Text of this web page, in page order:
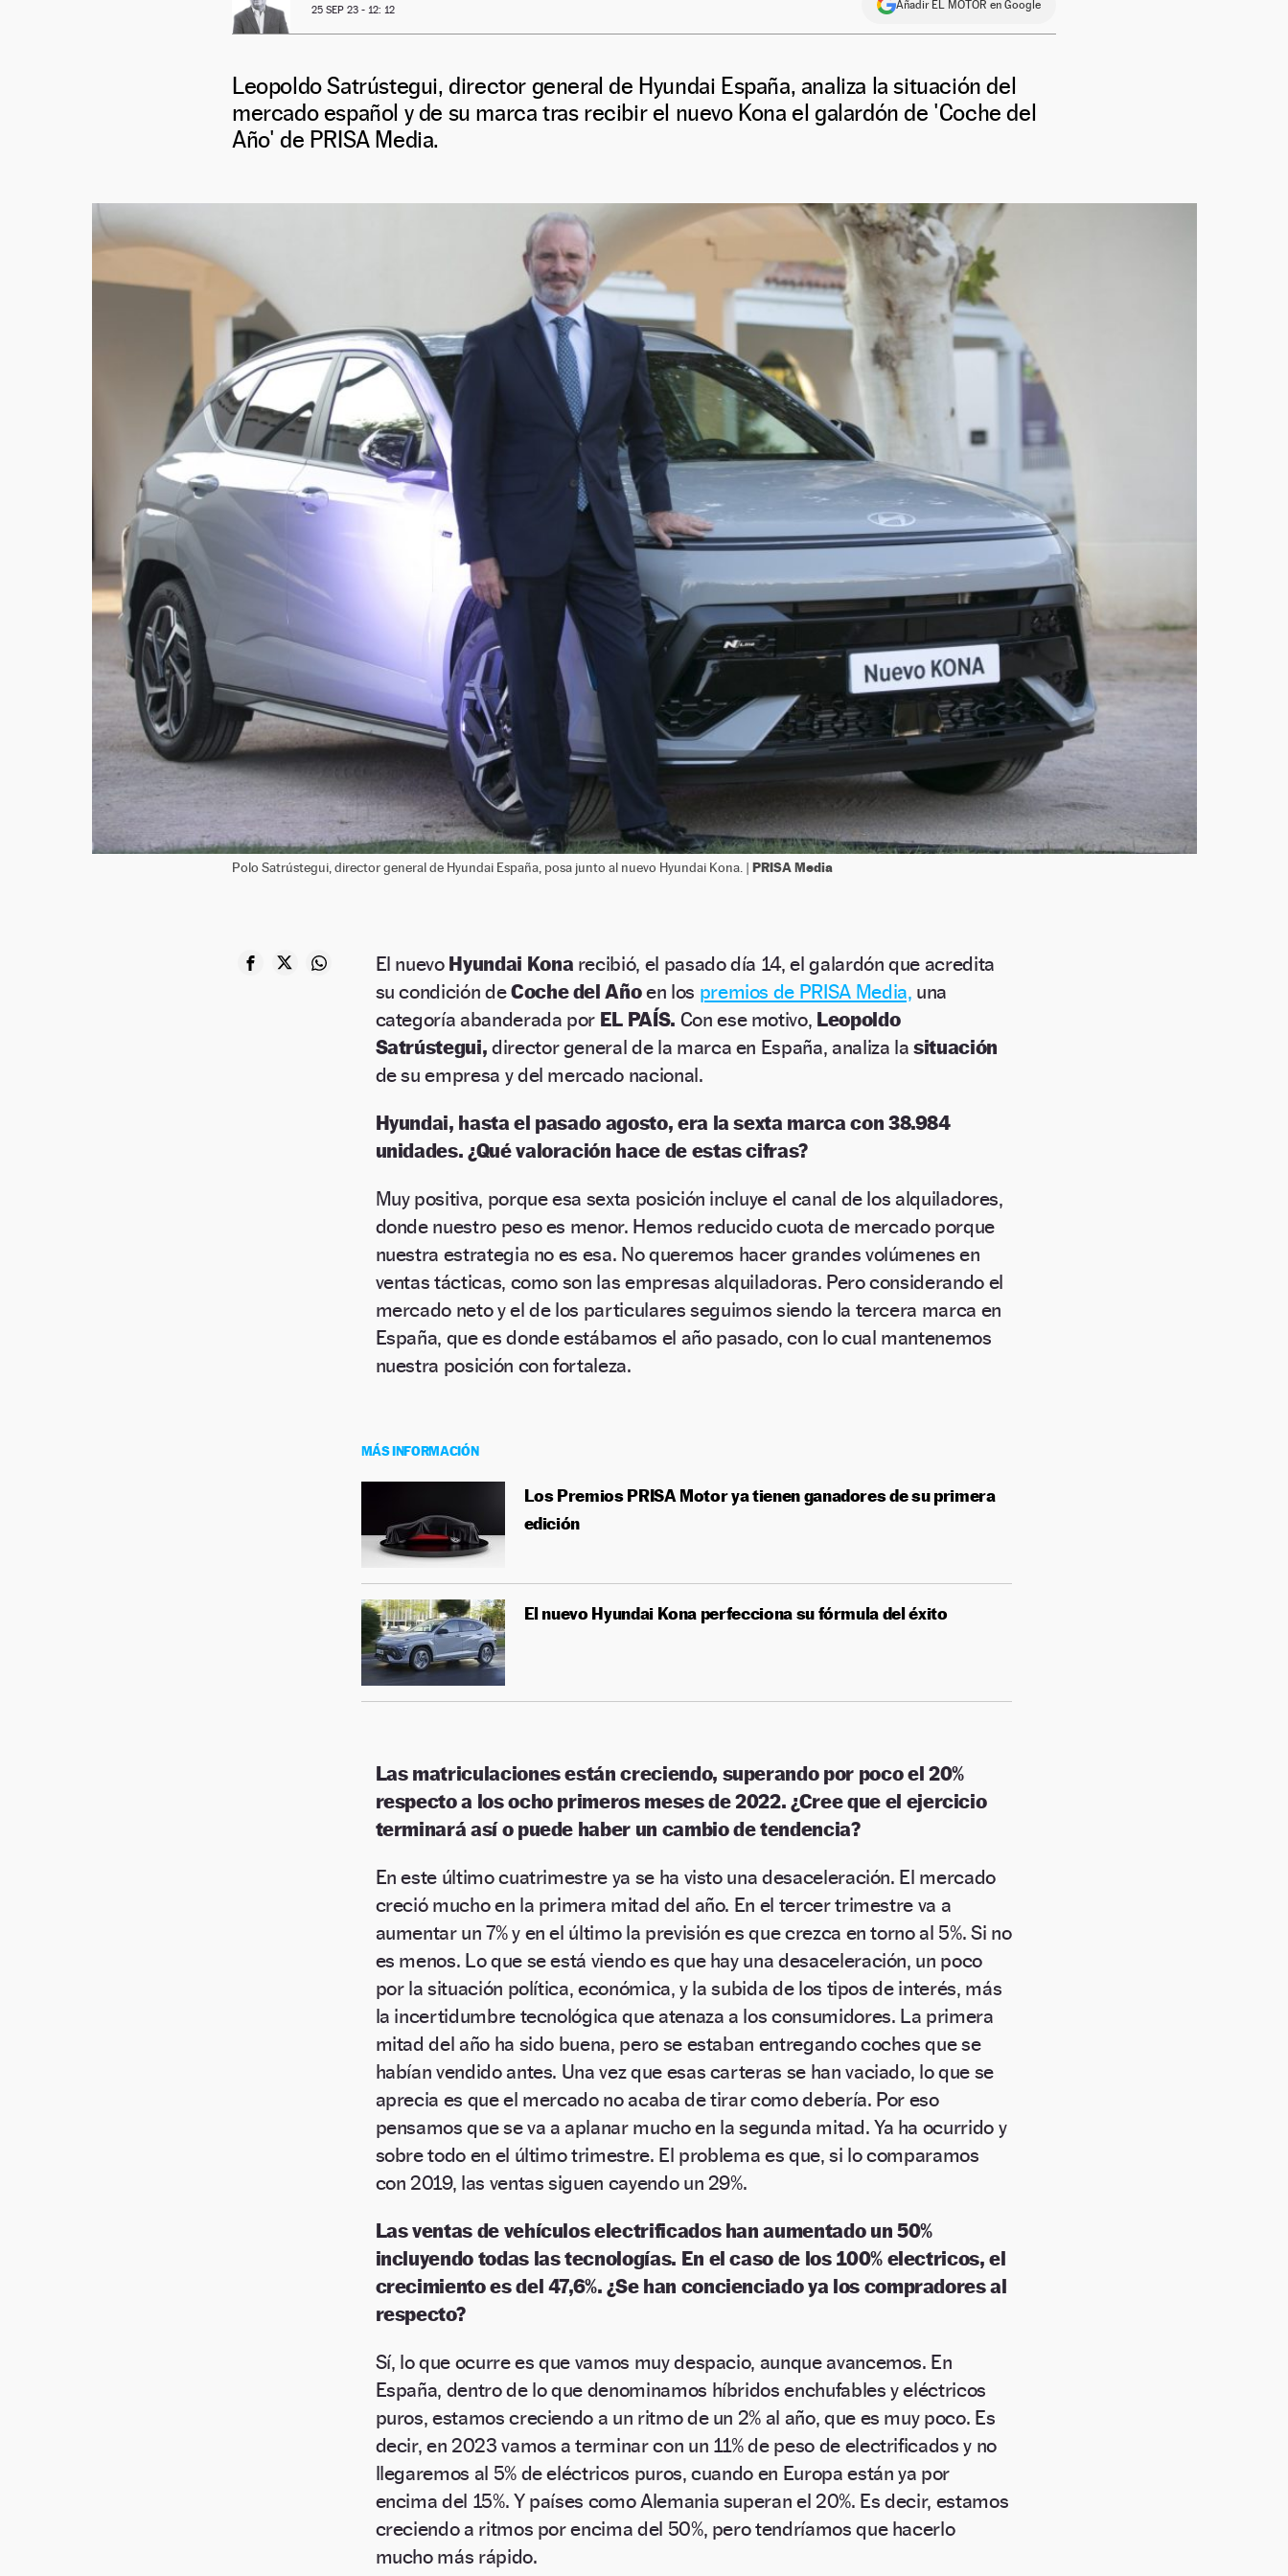
25 SEP 23 - 12: 12 Añadir EL MOTOR en Google
Leopoldo Satrústegui, director general de Hyundai España, analiza la situación del
mercado español y de su marca tras recibir el nuevo Kona el galardón de 'Coche del
Año' de PRISA Media.
Polo Satrústegui, director general de Hyundai España, posa junto al nuevo Hyundai Kona. | PRISA Media
El nuevo Hyundai Kona recibió, el pasado día 14, el galardón que acredita
su condición deCoche del Añoen los premios de PRISA Media, una
categoría abanderada por EL PAÍS. Con ese motivo, Leopoldo
Satrústegui, director general de la marca en España, analiza lasituación
de su empresa y del mercado nacional.
Hyundai, hasta el pasado agosto, era la sexta marca con 38.984
unidades. ¿Qué valoración hace de estas cifras?
Muy positiva, porque esa sexta posición incluye el canal de los alquiladores,
donde nuestro peso es menor. Hemos reducido cuota de mercado porque
nuestra estrategia no es esa. No queremos hacer grandes volúmenes en
ventas tácticas, como son las empresas alquiladoras. Pero considerando el
mercado neto y el de los particulares seguimos siendo la tercera marca en
España, que es donde estábamos el año pasado, con lo cual mantenemos
nuestra posición con fortaleza.
MÁS INFORMACIÓN
Los Premios PRISA Motor ya tienen ganadores de su primera
edición
El nuevo Hyundai Kona perfecciona su fórmula del éxito
Las matriculaciones están creciendo, superando por poco el 20%
respecto a los ocho primeros meses de 2022. ¿Cree que el ejercicio
terminará así o puede haber un cambio de tendencia?
En este último cuatrimestre ya se ha visto una desaceleración. El mercado
creció mucho en la primera mitad del año. En el tercer trimestre va a
aumentar un 7% y en el último la previsión es que crezca en torno al 5%. Si no
es menos. Lo que se está viendo es que hay una desaceleración, un poco
por la situación política, económica, y la subida de los tipos de interés, más
la incertidumbre tecnológica que atenaza a los consumidores. La primera
mitad del año ha sido buena, pero se estaban entregando coches que se
habían vendido antes. Una vez que esas carteras se han vaciado, lo que se
aprecia es que el mercado no acaba de tirar como debería. Por eso
pensamos que se va a aplanar mucho en la segunda mitad. Ya ha ocurrido y
sobre todo en el último trimestre. El problema es que, si lo comparamos
con 2019, las ventas siguen cayendo un 29%.
Las ventas de vehículos electrificados han aumentado un 50%
incluyendo todas las tecnologías. En el caso de los 100% electricos, el
crecimiento es del 47,6%. ¿Se han concienciado ya los compradores al
respecto?
Sí, lo que ocurre es que vamos muy despacio, aunque avancemos. En
España, dentro de lo que denominamos híbridos enchufables y eléctricos
puros, estamos creciendo a un ritmo de un 2% al año, que es muy poco. Es
decir, en 2023 vamos a terminar con un 11% de peso de electrificados y no
llegaremos al 5% de eléctricos puros, cuando en Europa están ya por
encima del 15%. Y países como Alemania superan el 20%. Es decir, estamos
creciendo a ritmos por encima del 50%, pero tendríamos que hacerlo
mucho más rápido.